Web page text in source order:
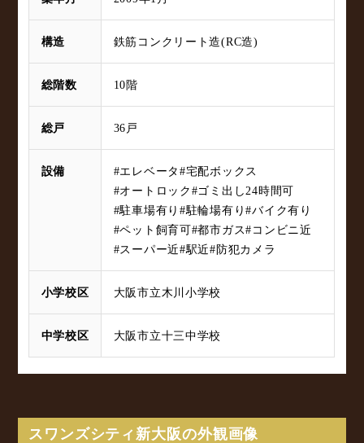
構造 鉄筋コンクリート造(RC造)
総階数 10階
総戸 36戸
設備 #エレベータ#宅配ボックス
#オートロック#ゴミ出し24時間可
#駐車場有り#駐輪場有り#バイク有り
#ペット飼育可#都市ガス#コンビニ近
#スーパー近#駅近#防犯カメラ
小学校区 大阪市立木川小学校
中学校区 大阪市立十三中学校
スワンズシティ新大阪の外観画像